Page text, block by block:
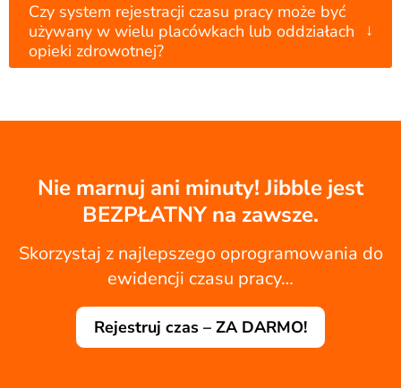
Czy system rejestracji czasu pracy może być
używany w wielu placówkach lub oddziałach
opieki zdrowotnej?
↓
Nie marnuj ani minuty! Jibble jest
BEZPŁATNY na zawsze.
Skorzystaj z najlepszego oprogramowania do
ewidencji czasu pracy…
Rejestruj czas – ZA DARMO!